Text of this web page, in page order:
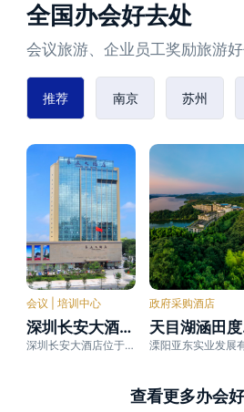
全国办会好去处
会议旅游、企业员工奖励旅游
推荐 南京 苏州
会议 | 培训中心
深圳长安大酒店（文锦渡口岸黄贝岭地铁站店）
深圳长安大酒店位于深圳市罗湖区，地处莲塘、黄贝岭及东门商圈，毗邻深南大道主干道，北上深圳水贝珠宝城，
政府采购酒店
天
查看更多办会